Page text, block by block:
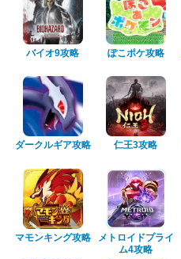
バイオ9攻略 ぽこポケ攻略
ダークルギア攻略 仁王3攻略
マモンキング攻略
メトロイドプライ
ム4攻略